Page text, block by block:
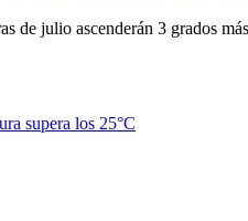
de julio ascenderán 3 grados